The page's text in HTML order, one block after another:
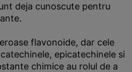
deja cunoscute pentru
flavonoide, dar cele
epicatechinele si
chimice au rolul de a